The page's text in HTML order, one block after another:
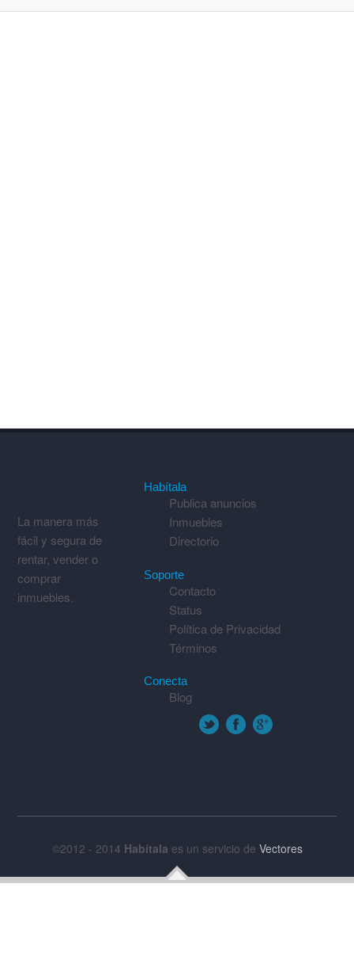
La manera más
fácil y segura de
rentar, vender o
comprar
inmuebles.
Habítala
Publica anuncios
Inmuebles
Directorio
Soporte
Contacto
Status
Política de Privacidad
Términos
Conecta
Blog
©2012 - 2014 Habítala es un servicio de Vectores